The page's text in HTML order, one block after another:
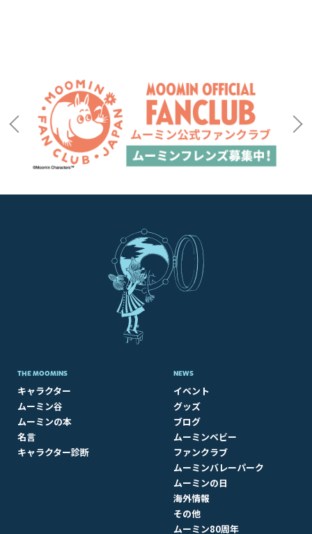
THE MOOMINS
キャラクター
ムーミン谷
ムーミンの本
名言
キャラクター診断
NEWS
イベント
グッズ
ブログ
ムーミンベビー
ファンクラブ
ムーミンバレーパーク
ムーミンの日
海外情報
その他
ムーミン80周年